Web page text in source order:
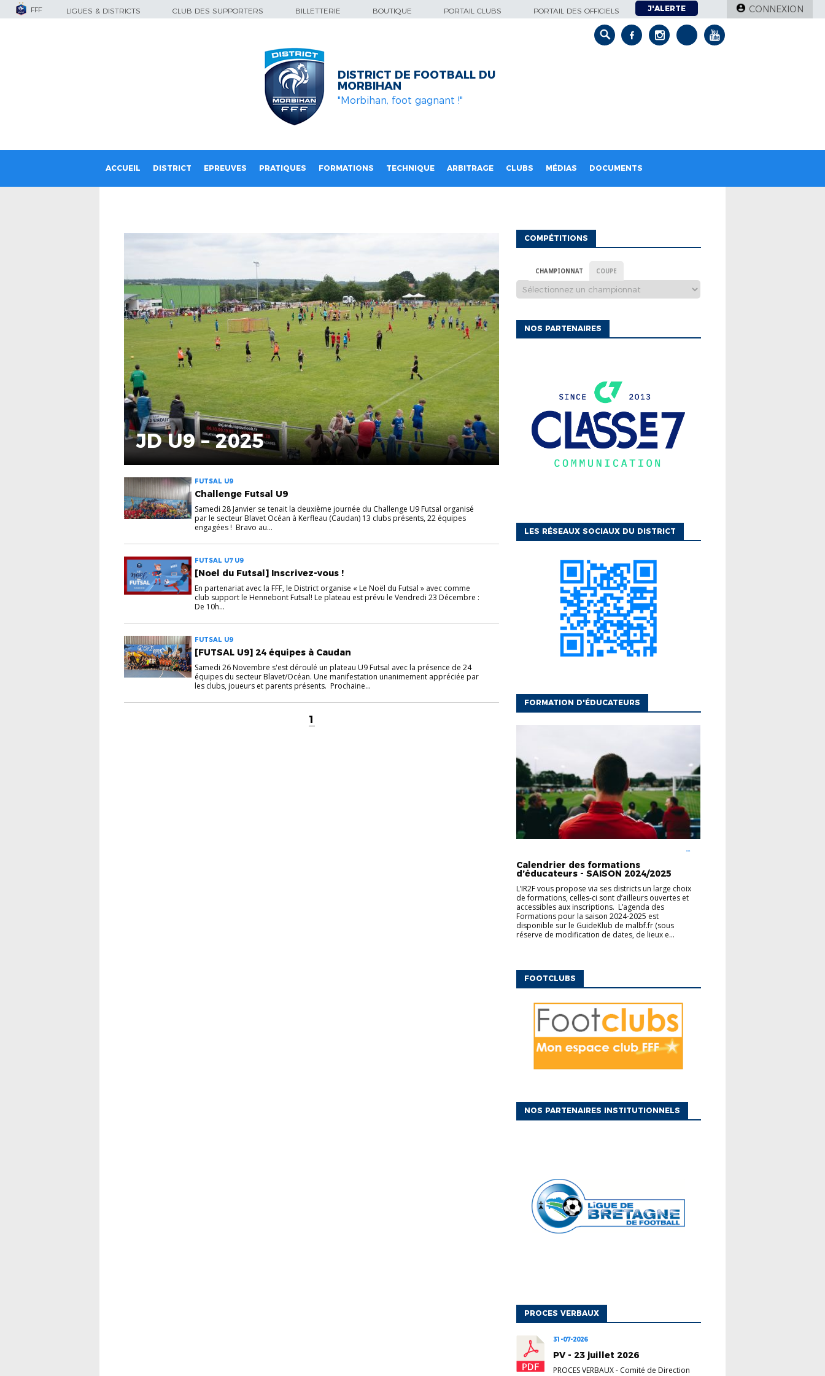
FFF LIGUES & DISTRICTS CLUB DES SUPPORTERS BILLETTERIE BOUTIQUE PORTAIL CLUBS PORTAIL DES OFFICIELS J'ALERTE CONNEXION
DISTRICT DE FOOTBALL DU
MORBIHAN
"Morbihan, foot gagnant !"
ACCUEIL DISTRICT EPREUVES PRATIQUES FORMATIONS TECHNIQUE ARBITRAGE CLUBS MÉDIAS DOCUMENTS
JD U9 – 2025
FUTSAL U9
Challenge Futsal U9
Samedi 28 Janvier se tenait la deuxième journée du Challenge U9 Futsal organisé
par le secteur Blavet Océan à Kerfleau (Caudan) 13 clubs présents, 22 équipes
engagées ! Bravo au...
FUTSAL U7 U9
[Noel du Futsal] Inscrivez-vous !
En partenariat avec la FFF, le District organise « Le Noël du Futsal » avec comme
club support le Hennebont Futsal! Le plateau est prévu le Vendredi 23 Décembre :
De 10h...
FUTSAL U9
[FUTSAL U9] 24 équipes à Caudan
Samedi 26 Novembre s'est déroulé un plateau U9 Futsal avec la présence de 24
équipes du secteur Blavet/Océan. Une manifestation unanimement appréciée par
les clubs, joueurs et parents présents. Prochaine...
1
COMPÉTITIONS
CHAMPIONNAT COUPE
NOS PARTENAIRES
LES RÉSEAUX SOCIAUX DU DISTRICT
FORMATION D'ÉDUCATEURS
Calendrier des formations
d’éducateurs - SAISON 2024/2025
L’IR2F vous propose via ses districts un large choix
de formations, celles-ci sont d’ailleurs ouvertes et
accessibles aux inscriptions. L’agenda des
Formations pour la saison 2024-2025 est
disponible sur le GuideKlub de malbf.fr (sous
réserve de modification de dates, de lieux e...
FOOTCLUBS
NOS PARTENAIRES INSTITUTIONNELS
PROCES VERBAUX
31-07-2026
PV - 23 juillet 2026
PROCES VERBAUX- Comité de Direction